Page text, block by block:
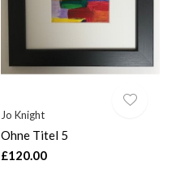
Jo Knight
Ohne Titel 5
£120.00